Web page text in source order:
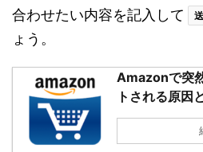
合わせたい内容を記入して
ょう。
Amazonで突
トされる原因